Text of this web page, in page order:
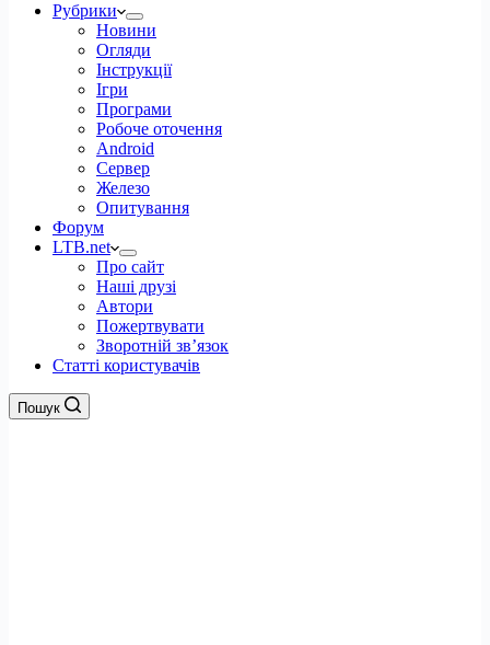
Рубрики
Новини
Огляди
Інструкції
Ігри
Програми
Робоче оточення
Android
Сервер
Железо
Опитування
Форум
LTB.net
Про сайт
Наші друзі
Автори
Пожертвувати
Зворотній зв’язок
Статті користувачів
Пошук